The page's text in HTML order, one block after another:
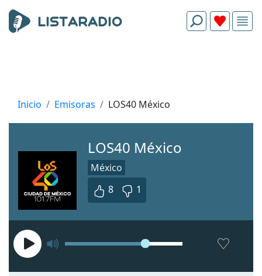
Inicio Emisoras LOS40 México
LOS40 México
México
8
1